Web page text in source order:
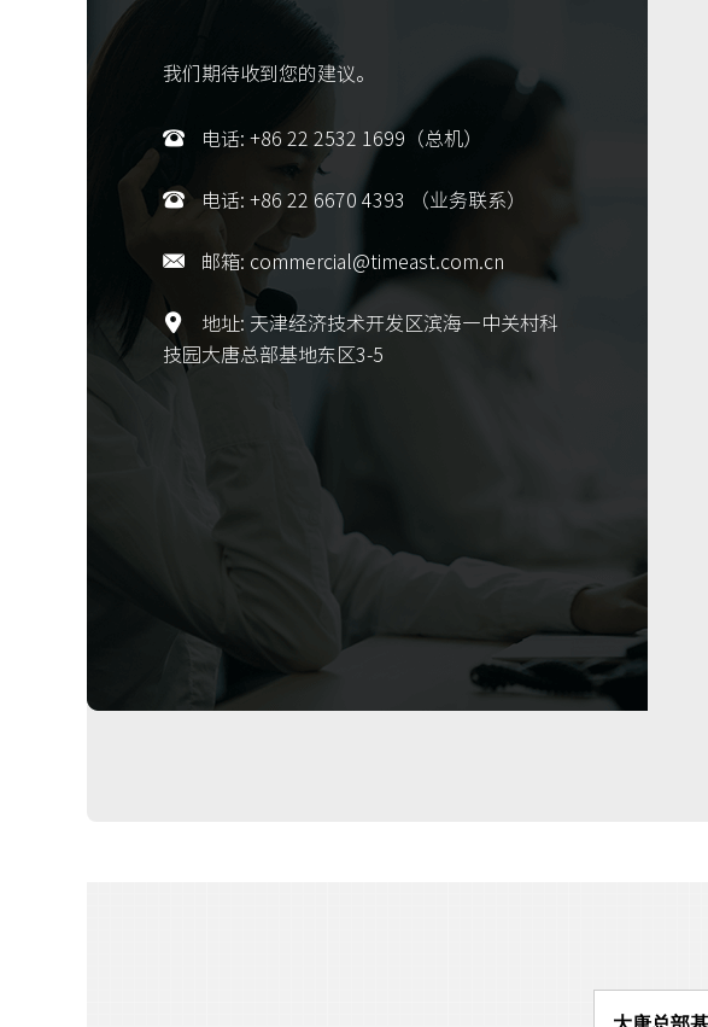
我们期待收到您的建议。
电话: +86 22 2532 1699（总机）
电话: +86 22 6670 4393 （业务联系）
邮箱: commercial@timeast.com.cn
地址: 天津经济技术开发区滨海—中关村科
技园大唐总部基地东区3-5